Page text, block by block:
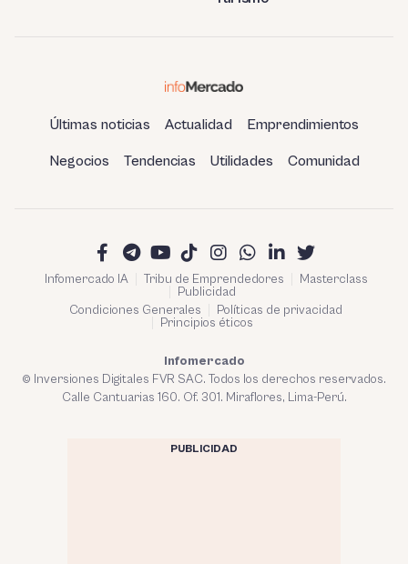
Últimas noticias Actualidad Emprendimientos
Negocios Tendencias Utilidades Comunidad
Infomercado IA Tribu de Emprendedores
Masterclass
Publicidad
Condiciones Generales
Políticas de privacidad
Principios éticos
Infomercado
© Inversiones Digitales FVR SAC. Todos los derechos reservados.
Calle Cantuarias 160. Of. 301. Miraflores, Lima-Perú.
PUBLICIDAD